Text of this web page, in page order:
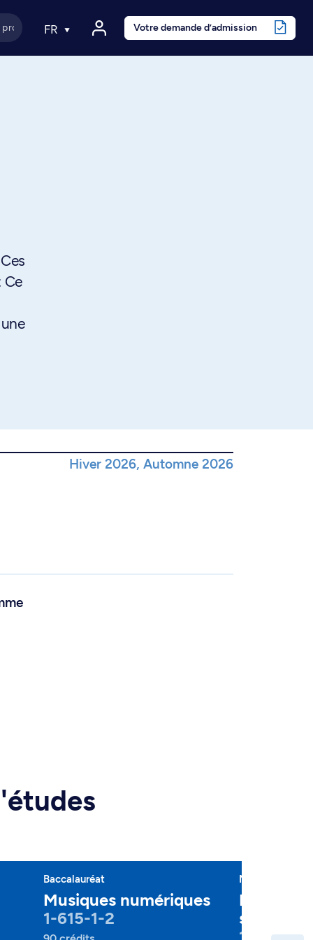
FR Votre demande d’admission
Ce
Hiver 2026, Automne 2026
Baccalauréat
Musiques numériques
1-615-1-2
Majeure
sociétés